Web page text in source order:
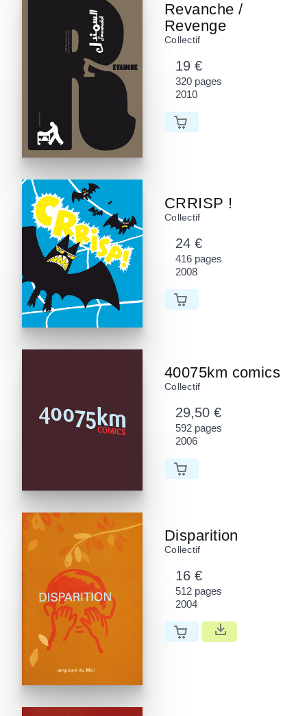
Revanche /
Revenge
Collectif
19 €
320 pages
2010
CRRISP !
Collectif
24 €
416 pages
2008
40075km comics
Collectif
29,50 €
592 pages
2006
Disparition
Collectif
16 €
512 pages
2004